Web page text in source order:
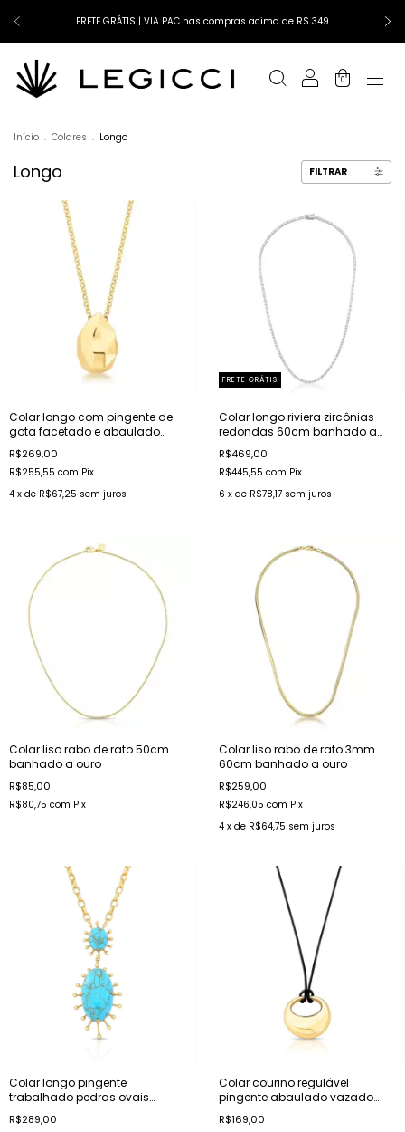
FRETE GRÁTIS | VIA PAC nas compras acima de R$ 349
0
Início . Colares . Longo
Longo FILTRAR
Colar longo com pingente de
gota facetado e abaulado
banhado a ouro
R$269,00
R$255,55 com Pix
4 x de R$67,25 sem juros
FRETE GRÁTIS
Colar longo riviera zircônias
redondas 60cm banhado a
ródio
R$469,00
R$445,55 com Pix
6 x de R$78,17 sem juros
Colar liso rabo de rato 50cm
banhado a ouro
R$85,00
R$80,75 com Pix
Colar liso rabo de rato 3mm
60cm banhado a ouro
R$259,00
R$246,05 com Pix
4 x de R$64,75 sem juros
Colar longo pingente
trabalhado pedras ovais
cabochão turquesa banhado
a ouro
R$289,00
Colar courino regulável
pingente abaulado vazado
banhado a ouro
R$169,00